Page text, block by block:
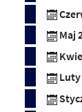
Maj
Luty